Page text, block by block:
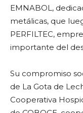
EMNABOL,
metálicas, que
PERFILTEC,
importante del
Su compromiso
de La Gota de
Cooperativa